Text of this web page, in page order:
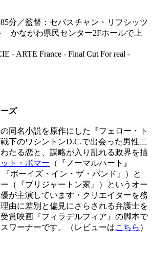
分／監督：セバスチャン・リフシッツ
かながわ県民センター2Fホールで上
- ARTE France - Final Cut For real -
ズ
同名小説を原作にした『フェロー・ト
下のワシントンD.C.で出会った男性二
たる恋と、謀略が入り乱れる政界を描
ト・ボマー （『ノーマルハート』
『ボーイズ・イン・ザ・バンド』）と
（『ブリジャートン家』）というオー
が主演しています・クリエイターを務
由に差別と偏見にさらされる弁護士を
賞映画『フィラデルフィア』の脚本で
ワーナーです。（レビューはこちら ）